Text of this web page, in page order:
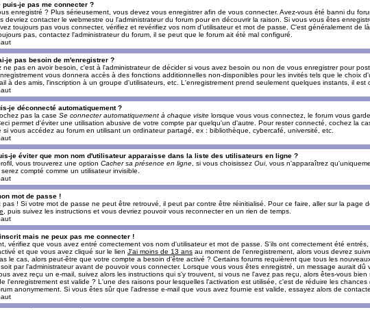
puis-je pas me connecter ?
enregistré ? Plus sérieusement, vous devez vous enregistrer afin de vous connecter. Avez-vous été banni du
devriez contacter le webmestre ou l'administrateur du forum pour en découvrir la raison. Si vous vous êtes
toujours pas vous connecter, vérifiez et revérifiez vos nom d'utilisateur et mot de passe. C'est généralement de
pas, contactez l'administrateur du forum, il se peut que le forum ait été mal configuré.
je pas besoin de m'enregistrer ?
ne pas en avoir besoin, c'est à l'administrateur de décider si vous avez besoin ou non de vous enregistrer pour
vous donnera accès à des fonctions additionnelles non-disponibles pour les invités tels que le choix
à des amis, l'inscription à un groupe d'utilisateurs, etc. L'enregistrement prend seulement quelques instants, il est
je déconnecté automatiquement ?
pas la case Se connecter automatiquement à chaque visite lorsque vous vous connectez, le forum vous
permet d'éviter une utilisation abusive de votre compte par quelqu'un d'autre. Pour rester connecté, cochez la
si vous accédez au forum en utilisant un ordinateur partagé, ex : bibliothèque, cybercafé, université, etc.
je éviter que mon nom d'utilisateur apparaisse dans la liste des utilisateurs en ligne ?
vous trouverez une option Cacher sa présence en ligne , si vous choisissez Oui, vous n'apparaîtrez
compté comme un utilisateur invisible.
mot de passe !
pas ! Si votre mot de passe ne peut être retrouvé, il peut par contre être réinitialisé. Pour ce faire, aller sur la page
, puis suivez les instructions et vous devriez pouvoir vous reconnecter en un rien de temps.
mais ne peux pas me connecter !
vérifiez que vous avez entré correctement vos nom d'utilisateur et mot de passe. S'ils ont correctement été
et que vous avez cliqué sur le lien J'ai moins de 13 ans au moment de l'enregistrement, alors vous devrez
le cas, alors peut-être que votre compte a besoin d'être activé ? Certains forums requièrent que tous les
par l'administrateur avant de pouvoir vous connecter. Lorsque vous vous êtes enregistré, un message aurait dû
avez reçu un e-mail, suivez alors les instructions qui s'y trouvent, si vous ne l'avez pas reçu, alors êtes-vous
l'enregistrement est valide ? L'une des raisons pour lesquelles l'activation est utilisée, c'est de réduire les
anonymement. Si vous êtes sûr que l'adresse e-mail que vous avez fournie est valide, essayez alors de